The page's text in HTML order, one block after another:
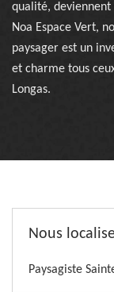
qualité, deviennent
Noa Espace Vert,
paysager est un
et charme tous
Longas.
Nous
Paysagiste